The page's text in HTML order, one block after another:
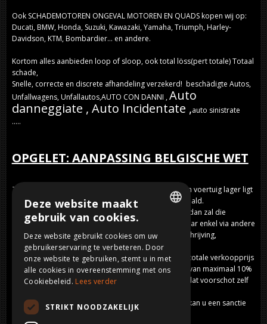
Ook SCHADEMOTOREN ONGEVAL MOTOREN EN QUADS kopen wij op:
Ducati, BMW, Honda, Suzuki, Kawazaki, Yamaha, Triumph, Harley-
Davidson, KTM, Bombardier... en andere.
Kortom alles aanbieden loop of sloop, ook total löss(pert totale) Totaal
schade,
Snelle, correcte en discrete afhandeling verzekerd! beschädigte Autos,
Unfallwagens, Unfallautos,AUTO CON DANNI ,Auto
danneggiate , Auto Incidentate ,auto sinistrate
.....
OPGELET: AANPASSING BELGISCHE WET
Zolang de totale verkoopprijs (BTW inclusief) van een voertuig lager ligt
dan 3000 euro, mag die volledig in cash worden betaald.
Is de totale verkoopprijs echter 3000 euro of hoger, dan zal die
verkoopprijs niet in cash mogen worden betaald, maar enkel via andere
betaalmiddelen (elektronische betaalkaarten, overschrijving,
bankcheque,...).
De wet voorziet wel 1 uitzondering: ook wanneer de totale verkoopprijs
3000 euro of meer bedraagt, dan zal een voorschot van maximaal 10%
wel nog in cash mogen worden betaald, voor zover dat voorschot zelf
Sancties: als u toch een betaling in cash uitvoert dan kan u een sanctie
oplopen van 250 tot 225.000 euro.
FRENCH
ENGLISH
Deze website maakt
gebruik van cookies.
Deze website gebruikt cookies om uw
gebruikerservaring te verbeteren. Door
onze website te gebruiken, stemt u in met
alle cookies in overeenstemming met ons
Cookiebeleid. Lees verder
STRIKT NOODZAKELIJK